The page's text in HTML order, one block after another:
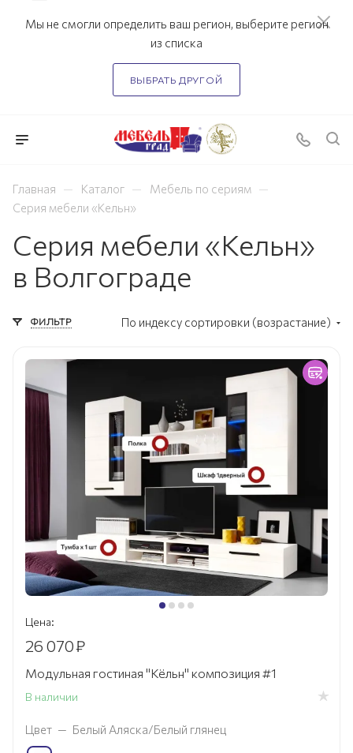
Мы не смогли определить ваш регион, выберите регион
из списка
ВЫБРАТЬ ДРУГОЙ
Главная — Каталог — Мебель по сериям —
Серия мебели «Кельн»
Серия мебели «Кельн»
в Волгограде
ФИЛЬТР По индексу сортировки (возрастание)
Цена:
26 070₽
Модульная гостиная "Кёльн" композиция #1
В наличии
Цвет — Белый Аляска/Белый глянец